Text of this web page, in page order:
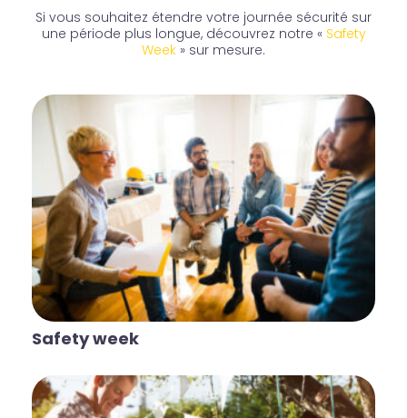
Si vous souhaitez étendre votre journée sécurité sur
une période plus longue, découvrez notre « Safety
Week » sur mesure.
Safety week